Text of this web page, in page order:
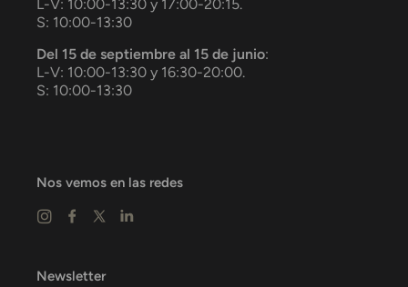
L-V: 10:00-13:30 y 17:00-20:15.
S: 10:00-13:30
Del 15 de septiembre al 15 de junio:
L-V: 10:00-13:30 y 16:30-20:00.
S: 10:00-13:30
Nos vemos en las redes
Newsletter